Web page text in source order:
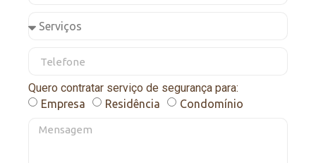
Quero contratar serviço de segurança para:
Empresa Residência Condomínio